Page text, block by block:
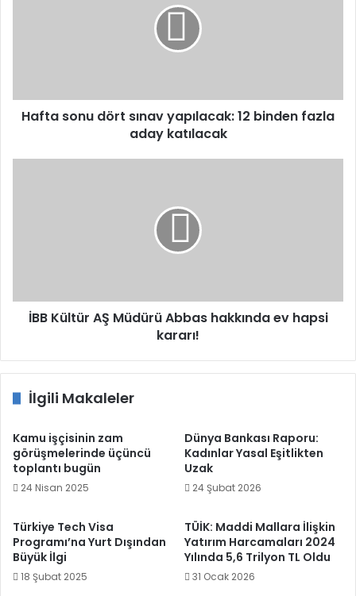
aday
katılacak
Hafta sonu dört sınav yapılacak: 12 binden fazla
aday katılacak
kararı!
İBB Kültür AŞ Müdürü Abbas hakkında ev hapsi
kararı!
İlgili Makaleler
Kamu işçisinin zam
görüşmelerinde üçüncü
toplantı bugün
24 Nisan 2025
Dünya Bankası Raporu:
Kadınlar Yasal Eşitlikten
Uzak
24 Şubat 2026
Türkiye Tech Visa
Programı’na Yurt Dışından
Büyük İlgi
18 Şubat 2025
TÜİK: Maddi Mallara İlişkin
Yatırım Harcamaları 2024
Yılında 5,6 Trilyon TL Oldu
31 Ocak 2026